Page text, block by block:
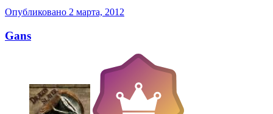
Опубликовано 2 марта, 2012
Gans